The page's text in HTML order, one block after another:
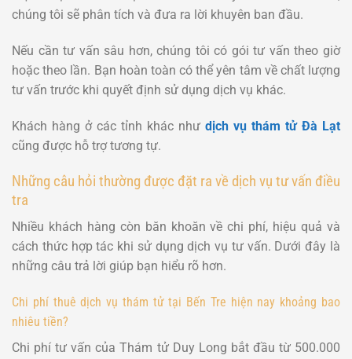
chúng tôi sẽ phân tích và đưa ra lời khuyên ban đầu.
Nếu cần tư vấn sâu hơn, chúng tôi có gói tư vấn theo giờ
hoặc theo lần. Bạn hoàn toàn có thể yên tâm về chất lượng
tư vấn trước khi quyết định sử dụng dịch vụ khác.
Khách hàng ở các tỉnh khác như dịch vụ thám tử Đà Lạt
cũng được hỗ trợ tương tự.
Những câu hỏi thường được đặt ra về dịch vụ tư vấn điều
tra
Nhiều khách hàng còn băn khoăn về chi phí, hiệu quả và
cách thức hợp tác khi sử dụng dịch vụ tư vấn. Dưới đây là
những câu trả lời giúp bạn hiểu rõ hơn.
Chi phí thuê dịch vụ thám tử tại Bến Tre hiện nay khoảng bao
nhiêu tiền?
Chi phí tư vấn của Thám tử Duy Long bắt đầu từ 500.000